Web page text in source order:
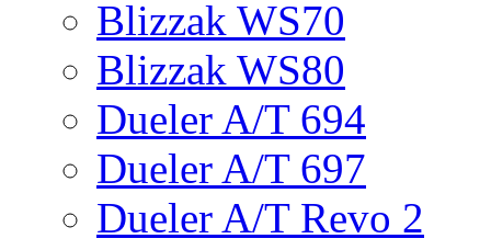
Blizzak WS70
Blizzak WS80
Dueler A/T 694
Dueler A/T 697
Dueler A/T Revo 2